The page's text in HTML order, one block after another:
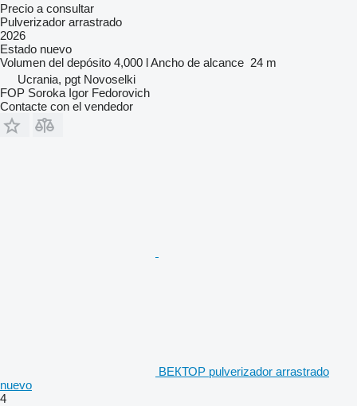
Precio a consultar
Pulverizador arrastrado
2026
Estado nuevo
Volumen del depósito 4,000 lAncho de alcance 24 m
Ucrania, pgt Novoselki
FOP Soroka Igor Fedorovich
Contacte con el vendedor
ВЕКТОР pulverizador arrastrado
nuevo
4